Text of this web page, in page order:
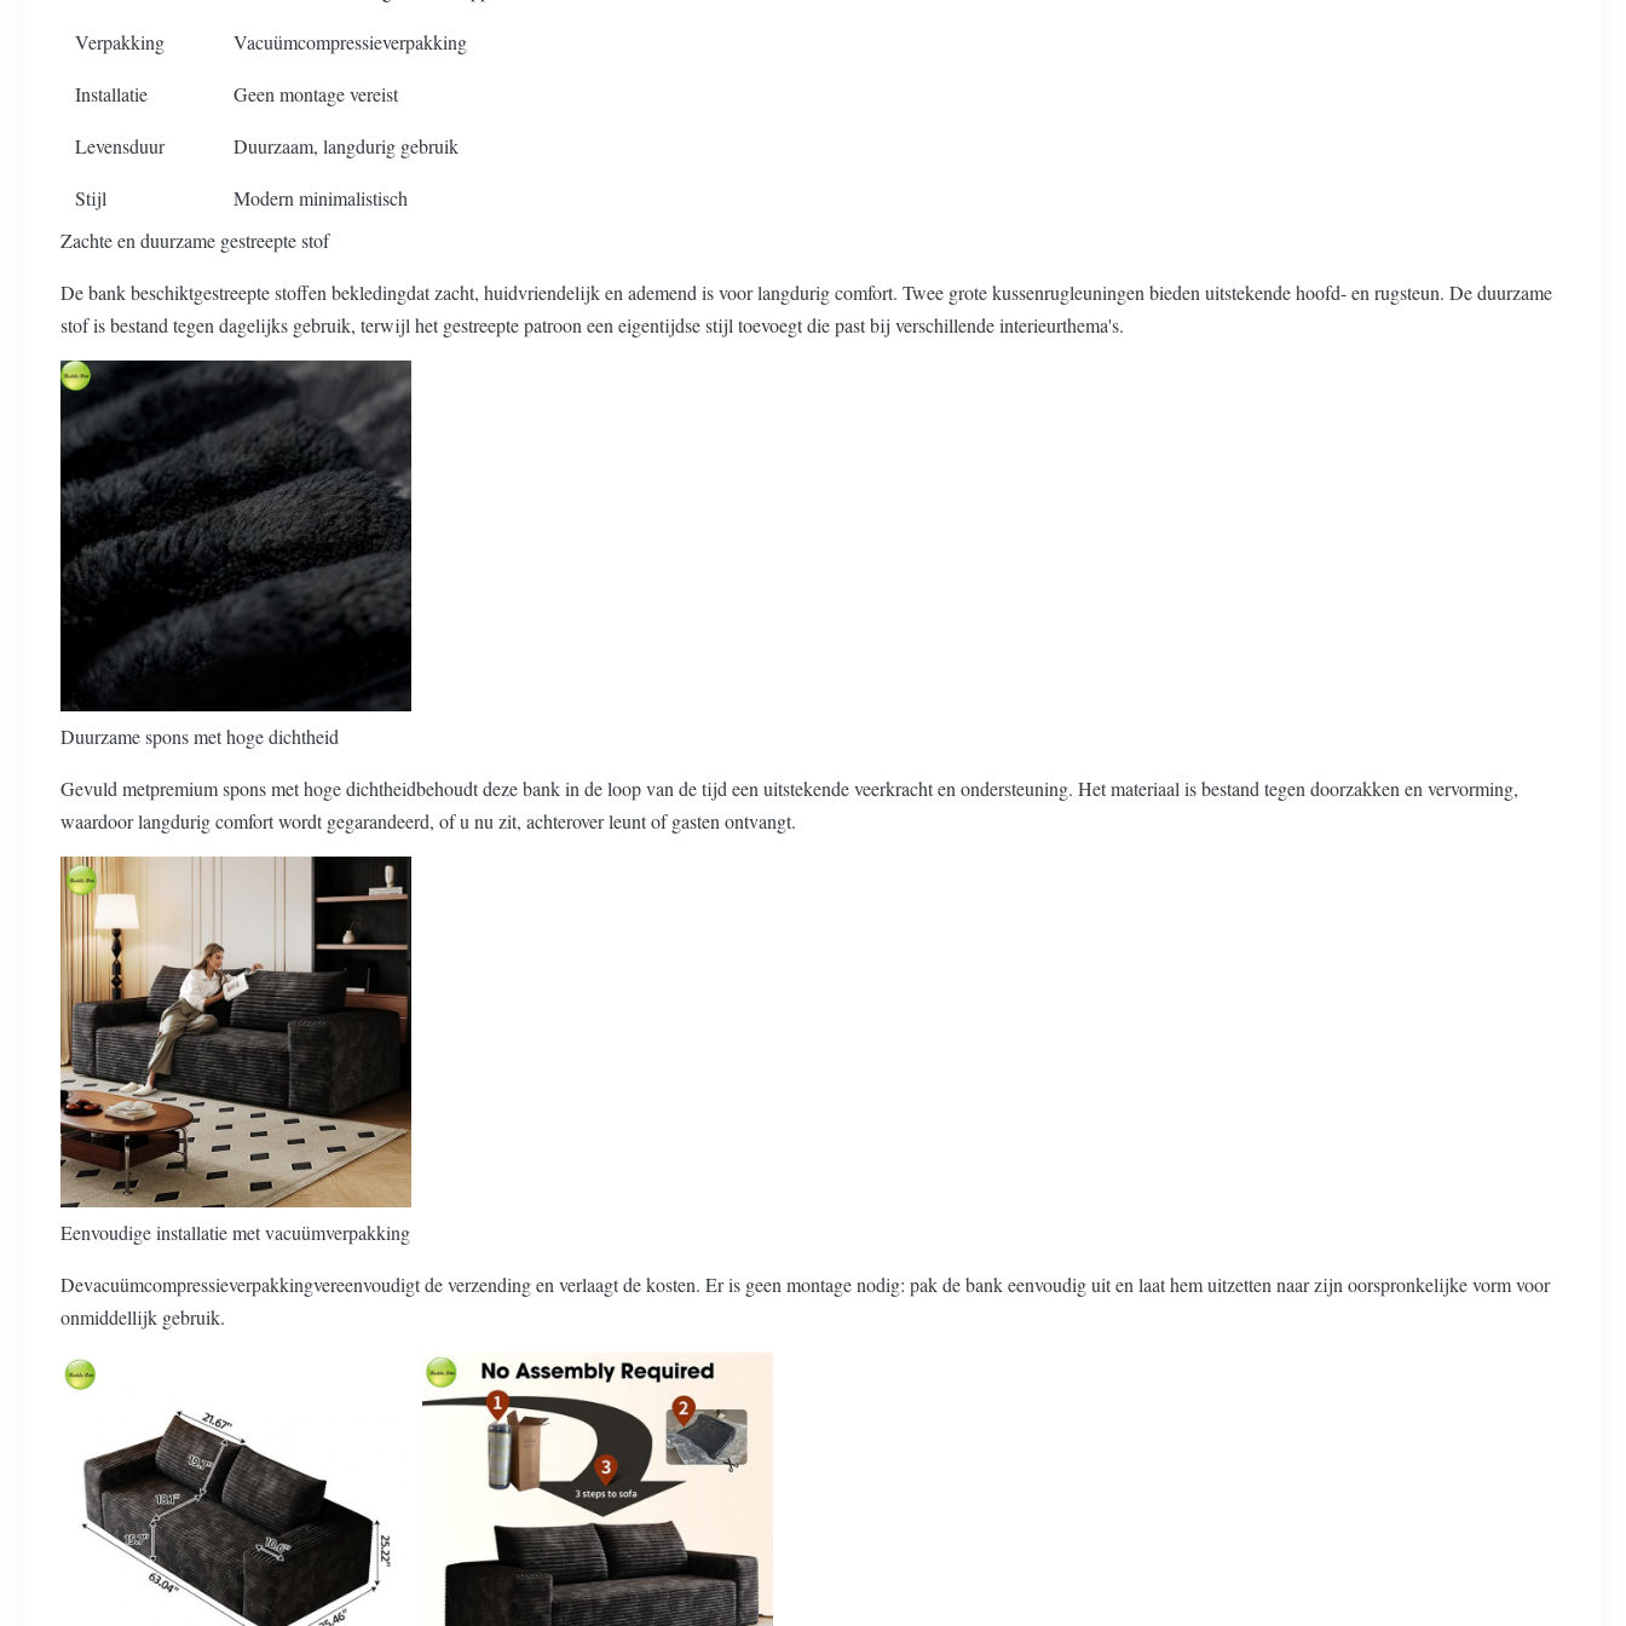
Verpakking Vacuümcompressieverpakking
Installatie Geen montage vereist
Levensduur Duurzaam, langdurig gebruik
Stijl
Modern minimalistisch
Zachte en duurzame gestreepte stof
De bank beschiktgestreepte stoffen bekledingdat zacht, huidvriendelijk en ademend is voor langdurig comfort. Twee grote kussenrugleuningen bieden uitstekende hoofd- en rugsteun. De duurzame
stof is bestand tegen dagelijks gebruik, terwijl het gestreepte patroon een eigentijdse stijl toevoegt die past bij verschillende interieurthema's.
Duurzame spons met hoge dichtheid
Gevuld metpremium spons met hoge dichtheidbehoudt deze bank in de loop van de tijd een uitstekende veerkracht en ondersteuning. Het materiaal is bestand tegen doorzakken en vervorming,
waardoor langdurig comfort wordt gegarandeerd, of u nu zit, achterover leunt of gasten ontvangt.
Eenvoudige installatie met vacuümverpakking
Devacuümcompressieverpakkingvereenvoudigt de verzending en verlaagt de kosten. Er is geen montage nodig: pak de bank eenvoudig uit en laat hem uitzetten naar zijn oorspronkelijke vorm voor
onmiddellijk gebruik.